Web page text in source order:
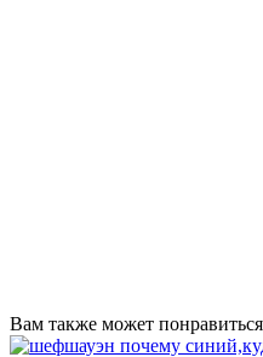
Вам также может понравиться